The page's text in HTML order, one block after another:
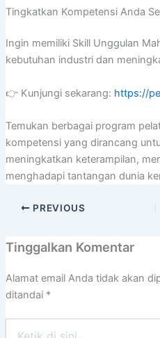
Tingkatkan Kompetensi Anda
Ingin memiliki Skill Unggulan
kebutuhan industri dan
👉 Kunjungi sekarang: https://
Temukan berbagai program
kompetensi yang dirancang
meningkatkan keterampilan,
menghadapi tantangan dunia
PREVIOUS
Tinggalkan Komentar
Alamat email Anda tidak akan
ditandai *